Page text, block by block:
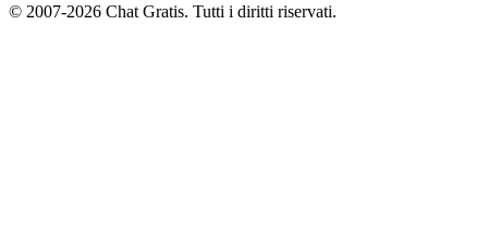
© 2007-2026 Chat Gratis. Tutti i diritti riservati.